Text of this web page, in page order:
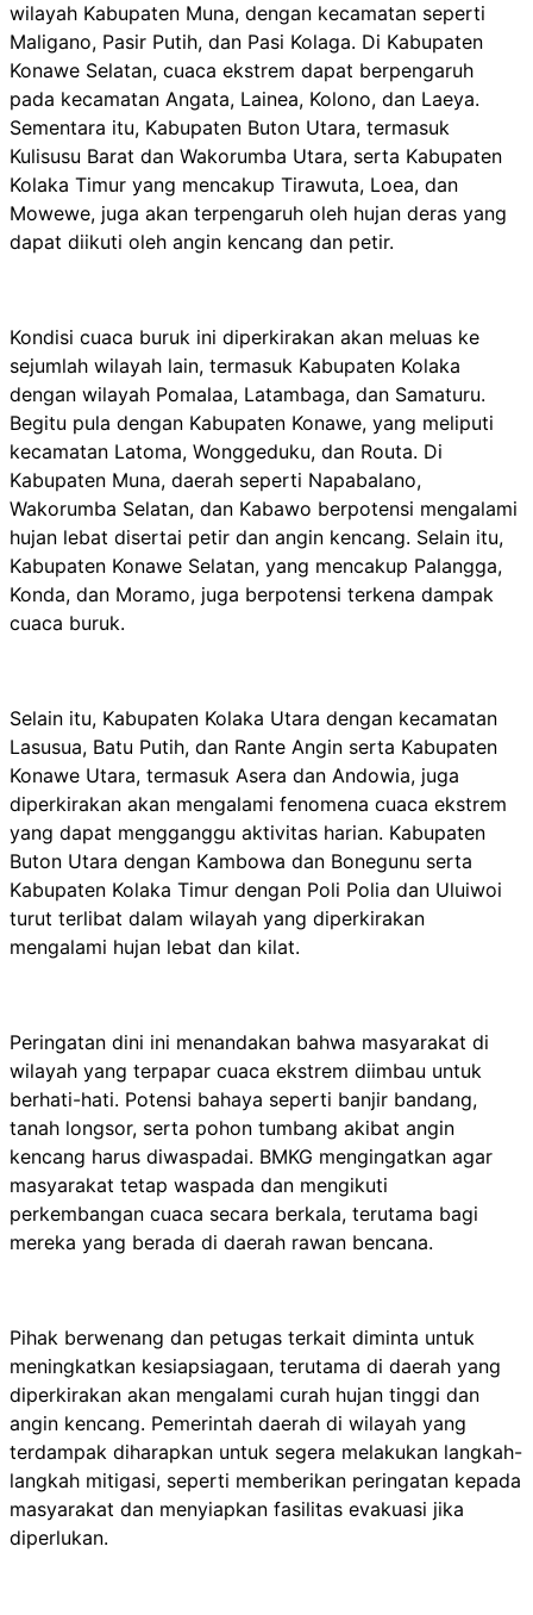
wilayah Kabupaten Muna, dengan kecamatan seperti
Maligano, Pasir Putih, dan Pasi Kolaga. Di Kabupaten
Konawe Selatan, cuaca ekstrem dapat berpengaruh
pada kecamatan Angata, Lainea, Kolono, dan Laeya.
Sementara itu, Kabupaten Buton Utara, termasuk
Kulisusu Barat dan Wakorumba Utara, serta Kabupaten
Kolaka Timur yang mencakup Tirawuta, Loea, dan
Mowewe, juga akan terpengaruh oleh hujan deras yang
dapat diikuti oleh angin kencang dan petir.
Kondisi cuaca buruk ini diperkirakan akan meluas ke
sejumlah wilayah lain, termasuk Kabupaten Kolaka
dengan wilayah Pomalaa, Latambaga, dan Samaturu.
Begitu pula dengan Kabupaten Konawe, yang meliputi
kecamatan Latoma, Wonggeduku, dan Routa. Di
Kabupaten Muna, daerah seperti Napabalano,
Wakorumba Selatan, dan Kabawo berpotensi mengalami
hujan lebat disertai petir dan angin kencang. Selain itu,
Kabupaten Konawe Selatan, yang mencakup Palangga,
Konda, dan Moramo, juga berpotensi terkena dampak
cuaca buruk.
Selain itu, Kabupaten Kolaka Utara dengan kecamatan
Lasusua, Batu Putih, dan Rante Angin serta Kabupaten
Konawe Utara, termasuk Asera dan Andowia, juga
diperkirakan akan mengalami fenomena cuaca ekstrem
yang dapat mengganggu aktivitas harian. Kabupaten
Buton Utara dengan Kambowa dan Bonegunu serta
Kabupaten Kolaka Timur dengan Poli Polia dan Uluiwoi
turut terlibat dalam wilayah yang diperkirakan
mengalami hujan lebat dan kilat.
Peringatan dini ini menandakan bahwa masyarakat di
wilayah yang terpapar cuaca ekstrem diimbau untuk
berhati-hati. Potensi bahaya seperti banjir bandang,
tanah longsor, serta pohon tumbang akibat angin
kencang harus diwaspadai. BMKG mengingatkan agar
masyarakat tetap waspada dan mengikuti
perkembangan cuaca secara berkala, terutama bagi
mereka yang berada di daerah rawan bencana.
Pihak berwenang dan petugas terkait diminta untuk
meningkatkan kesiapsiagaan, terutama di daerah yang
diperkirakan akan mengalami curah hujan tinggi dan
angin kencang. Pemerintah daerah di wilayah yang
terdampak diharapkan untuk segera melakukan langkah-
langkah mitigasi, seperti memberikan peringatan kepada
masyarakat dan menyiapkan fasilitas evakuasi jika
diperlukan.